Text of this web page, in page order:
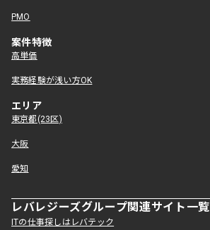
PMO
案件特徴
高単価
実務経験が浅い方OK
エリア
東京都(23区)
大阪
愛知
レバレジーズグループ関連サイト一覧
ITの仕事探しはレバテック